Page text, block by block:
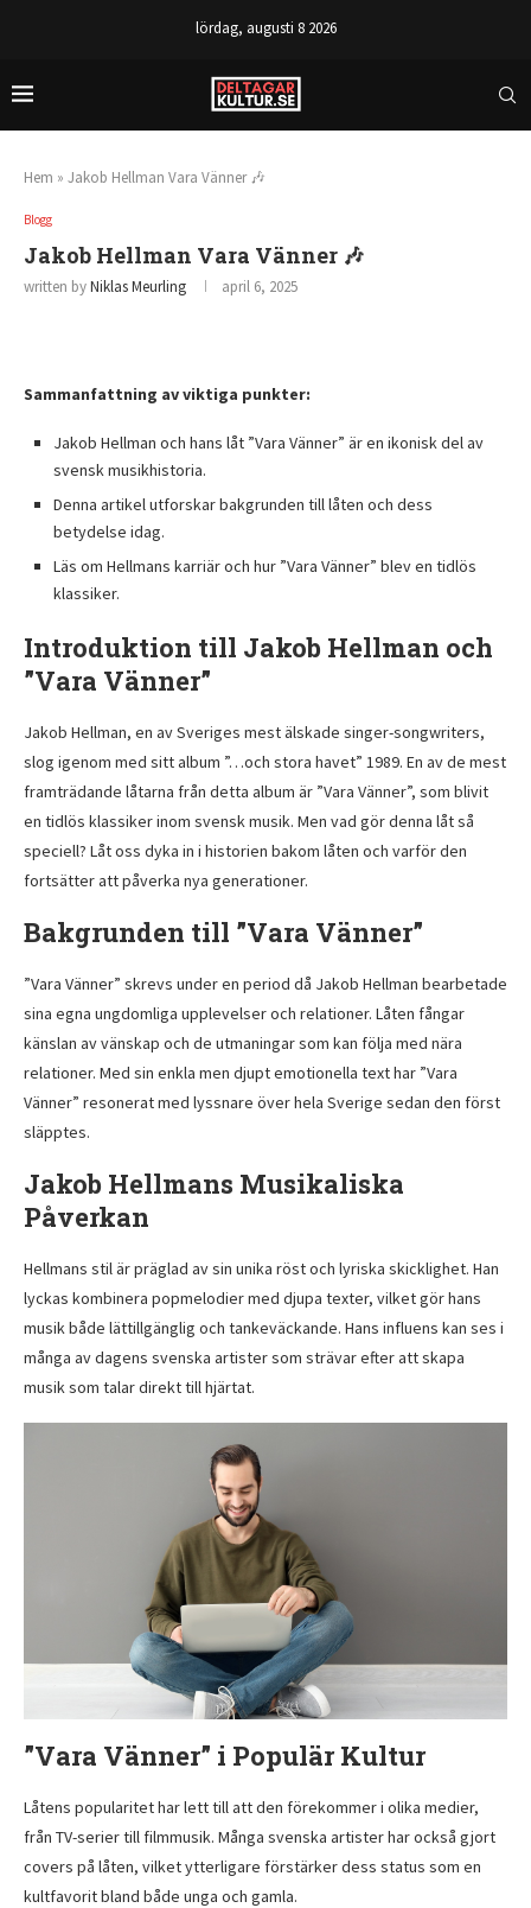
lördag, augusti 8 2026
Hem » Jakob Hellman Vara Vänner 🎶
Blogg
Jakob Hellman Vara Vänner 🎶
written byNiklas Meurling april 6, 2025
Sammanfattning av viktiga punkter:
Jakob Hellman och hans låt ”Vara Vänner” är en ikonisk del av
svensk musikhistoria.
Denna artikel utforskar bakgrunden till låten och dess
betydelse idag.
Läs om Hellmans karriär och hur ”Vara Vänner” blev en tidlös
klassiker.
Introduktion till Jakob Hellman och
”Vara Vänner”
Jakob Hellman, en av Sveriges mest älskade singer-songwriters,
slog igenom med sitt album ”…och stora havet” 1989. En av de mest
framträdande låtarna från detta album är ”Vara Vänner”, som blivit
en tidlös klassiker inom svensk musik. Men vad gör denna låt så
speciell? Låt oss dyka in i historien bakom låten och varför den
fortsätter att påverka nya generationer.
Bakgrunden till ”Vara Vänner”
”Vara Vänner” skrevs under en period då Jakob Hellman bearbetade
sina egna ungdomliga upplevelser och relationer. Låten fångar
känslan av vänskap och de utmaningar som kan följa med nära
relationer. Med sin enkla men djupt emotionella text har ”Vara
Vänner” resonerat med lyssnare över hela Sverige sedan den först
släpptes.
Jakob Hellmans Musikaliska
Påverkan
Hellmans stil är präglad av sin unika röst och lyriska skicklighet. Han
lyckas kombinera popmelodier med djupa texter, vilket gör hans
musik både lättillgänglig och tankeväckande. Hans influens kan ses i
många av dagens svenska artister som strävar efter att skapa
musik som talar direkt till hjärtat.
”Vara Vänner” i Populär Kultur
Låtens popularitet har lett till att den förekommer i olika medier,
från TV-serier till filmmusik. Många svenska artister har också gjort
covers på låten, vilket ytterligare förstärker dess status som en
kultfavorit bland både unga och gamla.